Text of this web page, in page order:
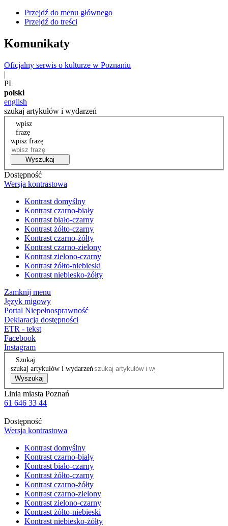
Przejdź do menu głównego
Przejdź do treści
Komunikaty
Oficjalny serwis o kulturze w Poznaniu
|
PL
polski
english
szukaj artykułów i wydarzeń
wpisz
frazę
wpisz frazę
Wyszukaj
Dostępność
Wersja kontrastowa
Kontrast domyślny
Kontrast czarno-biały
Kontrast biało-czarny
Kontrast żółto-czarny
Kontrast czarno-żółty
Kontrast czarno-zielony
Kontrast zielono-czarny
Kontrast żółto-niebieski
Kontrast niebiesko-żółty
Zamknij menu
Język migowy
Portal Niepełnosprawność
Deklaracja dostępności
ETR - tekst
Facebook
Instagram
Szukaj
szukaj artykułów i wydarzeń
Wyszukaj
Linia miasta Poznań
61 646 33 44
Dostępność
Wersja kontrastowa
Kontrast domyślny
Kontrast czarno-biały
Kontrast biało-czarny
Kontrast żółto-czarny
Kontrast czarno-żółty
Kontrast czarno-zielony
Kontrast zielono-czarny
Kontrast żółto-niebieski
Kontrast niebiesko-żółty